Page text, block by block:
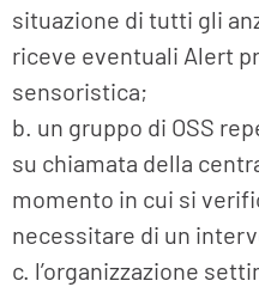
situazione di tutti gli
riceve eventuali Alert
sensoristica;
b. un gruppo di OSS
su chiamata della
momento in cui si
necessitare di un
c. l’organizzazione